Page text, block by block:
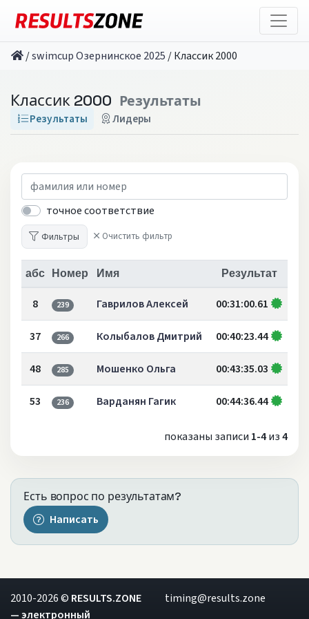
/swimcup Озернинское 2025 /Классик 2000
Классик 2000 Результаты
Результаты Лидеры
точное соответствие
Фильтры Очистить фильтр
абс Номер Имя Результат
8 239 Гаврилов Алексей 00:31:00.61
37 266 Колыбалов Дмитрий 00:40:23.44
48 285 Мошенко Ольга 00:43:35.03
53 236 Варданян Гагик 00:44:36.44
показаны записи 1-4из4
Есть вопрос по результатам?
Написать
2010-2026 © RESULTS.ZONE
— электронный
timing@results.zone